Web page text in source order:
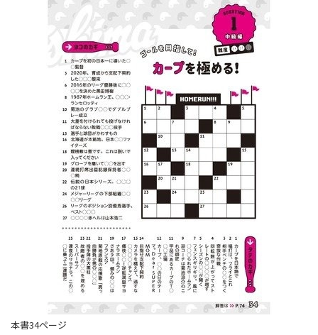
本書34ページ